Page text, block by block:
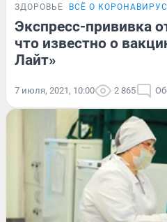
ЗДОРОВЬЕ ВСЁ О
Экспресс-прививка
что известно о
Лайт»
7 июля, 2021, 10:00 2 865